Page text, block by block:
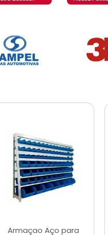
Armaçao Aço para